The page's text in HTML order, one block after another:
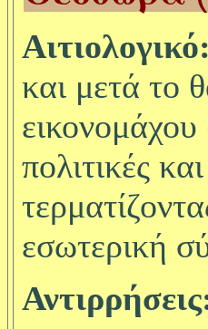
Αιτιολογικό:
και μετά το
εικονομάχου
πολιτικές
εσωτερική